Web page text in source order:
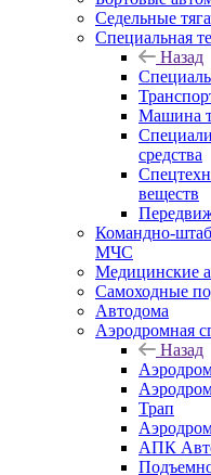
Седельные
Специальная
Назад
Машина
средства
веществ
Командно-
МЧС
Медицинские
Самоходные
Автодома
Аэродромная
Назад
Трап
АПК